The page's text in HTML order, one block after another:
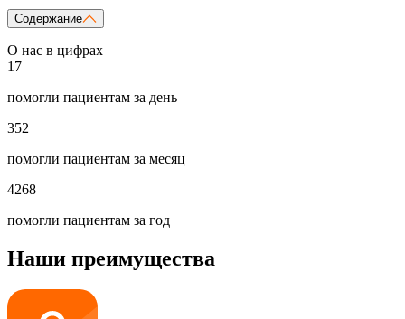
Содержание
О нас в цифрах
17
помогли пациентам за день
352
помогли пациентам за месяц
4268
помогли пациентам за год
Наши преимущества